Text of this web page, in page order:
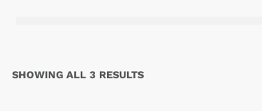
SHOWING ALL 3 RESULTS